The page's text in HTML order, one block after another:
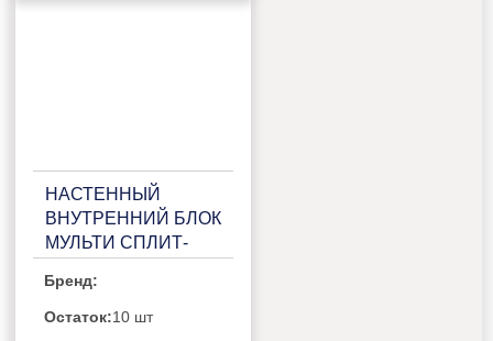
НАСТЕННЫЙ
ВНУТРЕННИЙ БЛОК
МУЛЬТИ СПЛИТ-
KIRIGAMI DAIJIN
RAM-I-
Бренд:
Остаток:10 шт